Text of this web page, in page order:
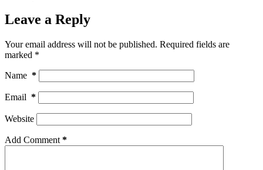
Leave a Reply
Your email address will not be published. Required fields are
marked *
Name *
Email *
Website
Add Comment *